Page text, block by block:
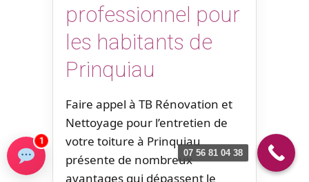
professionnel pour
les habitants de
Prinquiau
Faire appel à TB Rénovation et
Nettoyage pour l’entretien de
votre toiture à Prinquiau
présente de nombreux
avantages qui dépassent le
07 56 81 04 38
1